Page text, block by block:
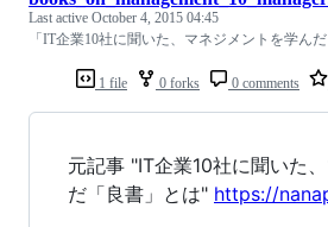
1 file 0 forks 0 comments
Last active October 4, 2015 04:45
「IT企業10社に聞いた、マネジメントを学ん
元記事 "IT企業10社に聞いた
だ「良書」とは" https://